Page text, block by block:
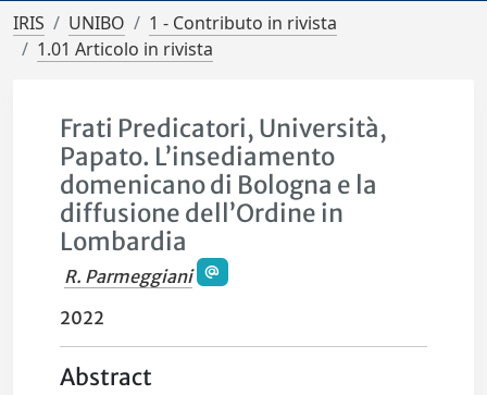
IRIS UNIBO
1 - Contributo in rivista
1.01 Articolo in rivista
Frati Predicatori, Università,
Papato. L’insediamento
domenicano di Bologna e la
diffusione dell’Ordine in
Lombardia
R. Parmeggiani
2022
Abstract